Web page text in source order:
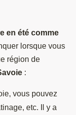
en été comme
lorsque vous
région de
:
vous pouvez
etc. Il y a